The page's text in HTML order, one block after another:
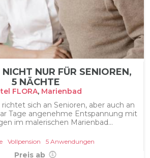
NUR FÜR SENIOREN,
5 NÄCHTE
FLORA, Marienbad
sich an Senioren, aber auch an
Tage angenehme Entspannung mit
im malerischen Marienbad...
Vollpension 5 Anwendungen
Preis ab